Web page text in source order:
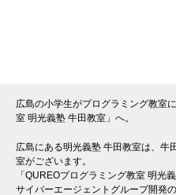
広島の小学生がプログラミング教室
室 明光義塾 牛田教室」へ。
広島にある明光義塾 牛田教室は、牛
室がございます。
「QUREOプログラミング教室 明光
サイバーエージェントグループ開発